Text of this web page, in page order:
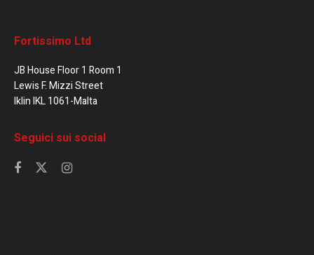
Fortissimo Ltd
JB House Floor 1 Room 1
Lewis F. Mizzi Street
Iklin IKL 1061-Malta
Seguici sui social